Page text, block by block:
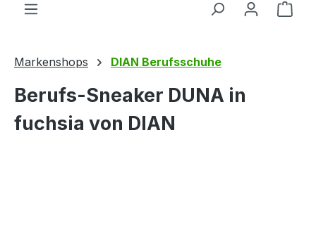
Markenshops DIAN Berufsschuhe
Berufs-Sneaker DUNA in
fuchsia von DIAN